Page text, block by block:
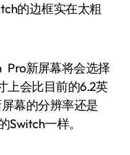
的边框实在太粗
新屏幕将会选择
上会比目前的6.2英
幕的分辨率还是
一样。